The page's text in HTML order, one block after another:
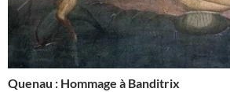
Quenau : Hommage à Banditrix